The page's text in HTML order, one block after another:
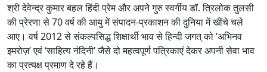
श्री देवेन्द्र कुमार बहल हिंदी प्रेम और अपने गुरु स्वर्गीय डॉ. त्रिलोक तुलसी
की प्रेरणा से 70 वर्ष की आयु में संपादन-प्रकाशन की दुनिया में खींचे चले
आए। वर्ष 2012 से संकल्पसिद्ध शिक्षार्थी भाव से हिन्दी जगत् को ‘अभिनव
इमरोज़’ एवं ‘साहित्य नंदिनी’ जैसे दो महत्वपूर्ण पत्रिकाएं देकर अपनी सेवा भाव
का प्रत्यक्ष प्रमाण दे रहे हैं।